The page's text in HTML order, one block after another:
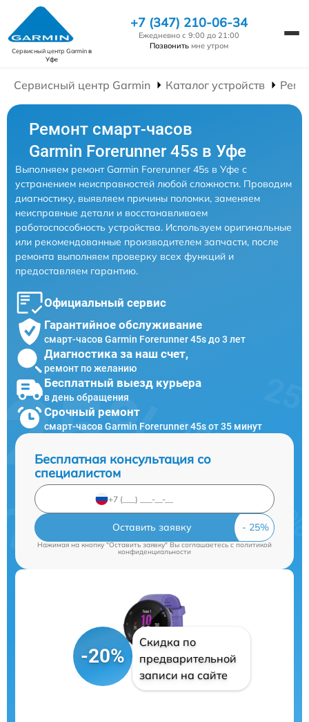
Сервисный центр Garminв
Уфе
+7 (347) 210-06-34
Ежедневно с 9:00 до 21:00
Позвонить мне утром
Сервисный центр Garmin Каталог устройств
Ремонт смарт-часов
Garmin Forerunner 45s в Уфе
Выполняем ремонт Garmin Forerunner 45s в Уфе с
устранением неисправностей любой сложности. Проводим
диагностику, выявляем причины поломки, заменяем
неисправные детали и восстанавливаем
работоспособность устройства. Используем оригинальные
или рекомендованные производителем запчасти, после
ремонта выполняем проверку всех функций и
предоставляем гарантию.
Официальный сервис
Гарантийное обслуживание
смарт-часов Garmin Forerunner 45s до 3 лет
Диагностика за наш счет,
ремонт по желанию
Бесплатный выезд курьера
в день обращения
Срочный ремонт
смарт-часов Garmin Forerunner 45s от 35 минут
Бесплатная консультация со
специалистом
Оставить заявку
Нажимая на кнопку "Оставить заявку" Вы соглашаетесь cполитикой
конфиденциальности
-20%
Скидка по
предварительной
записи на сайте